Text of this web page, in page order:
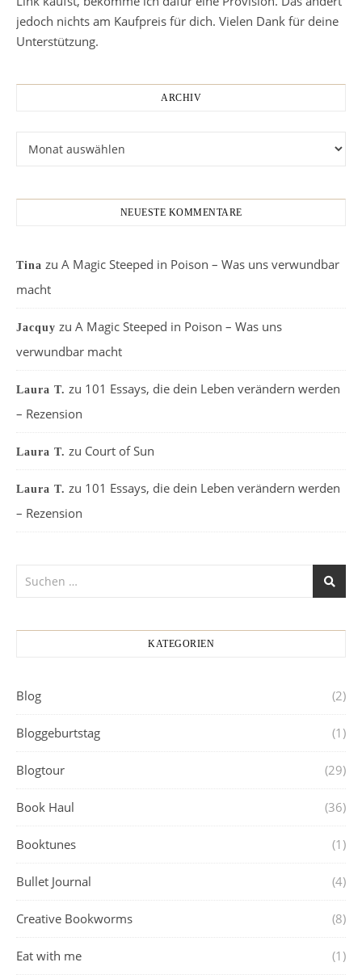
jedoch nichts am Kaufpreis für dich. Vielen Dank für deine
Unterstützung.
ARCHIV
NEUESTE KOMMENTARE
Tina zu A Magic Steeped in Poison – Was uns verwundbar
macht
Jacquy zu A Magic Steeped in Poison – Was uns
verwundbar macht
Laura T. zu 101 Essays, die dein Leben verändern werden
– Rezension
Laura T. zu Court of Sun
Laura T. zu 101 Essays, die dein Leben verändern werden
– Rezension
KATEGORIEN
Blog (2)
Bloggeburtstag (1)
Blogtour (29)
Book Haul (36)
Booktunes (1)
Bullet Journal (4)
Creative Bookworms (8)
Eat with me (1)